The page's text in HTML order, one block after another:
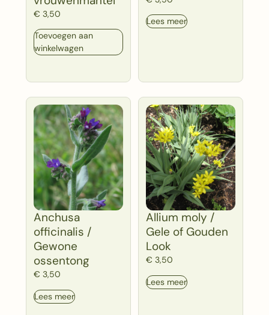
€ 3,50
Toevoegen aan
winkelwagen
Lees meer
Anchusa
officinalis /
Gewone
ossentong
€ 3,50
Lees meer
Allium moly /
Gele of Gouden
Look
€ 3,50
Lees meer